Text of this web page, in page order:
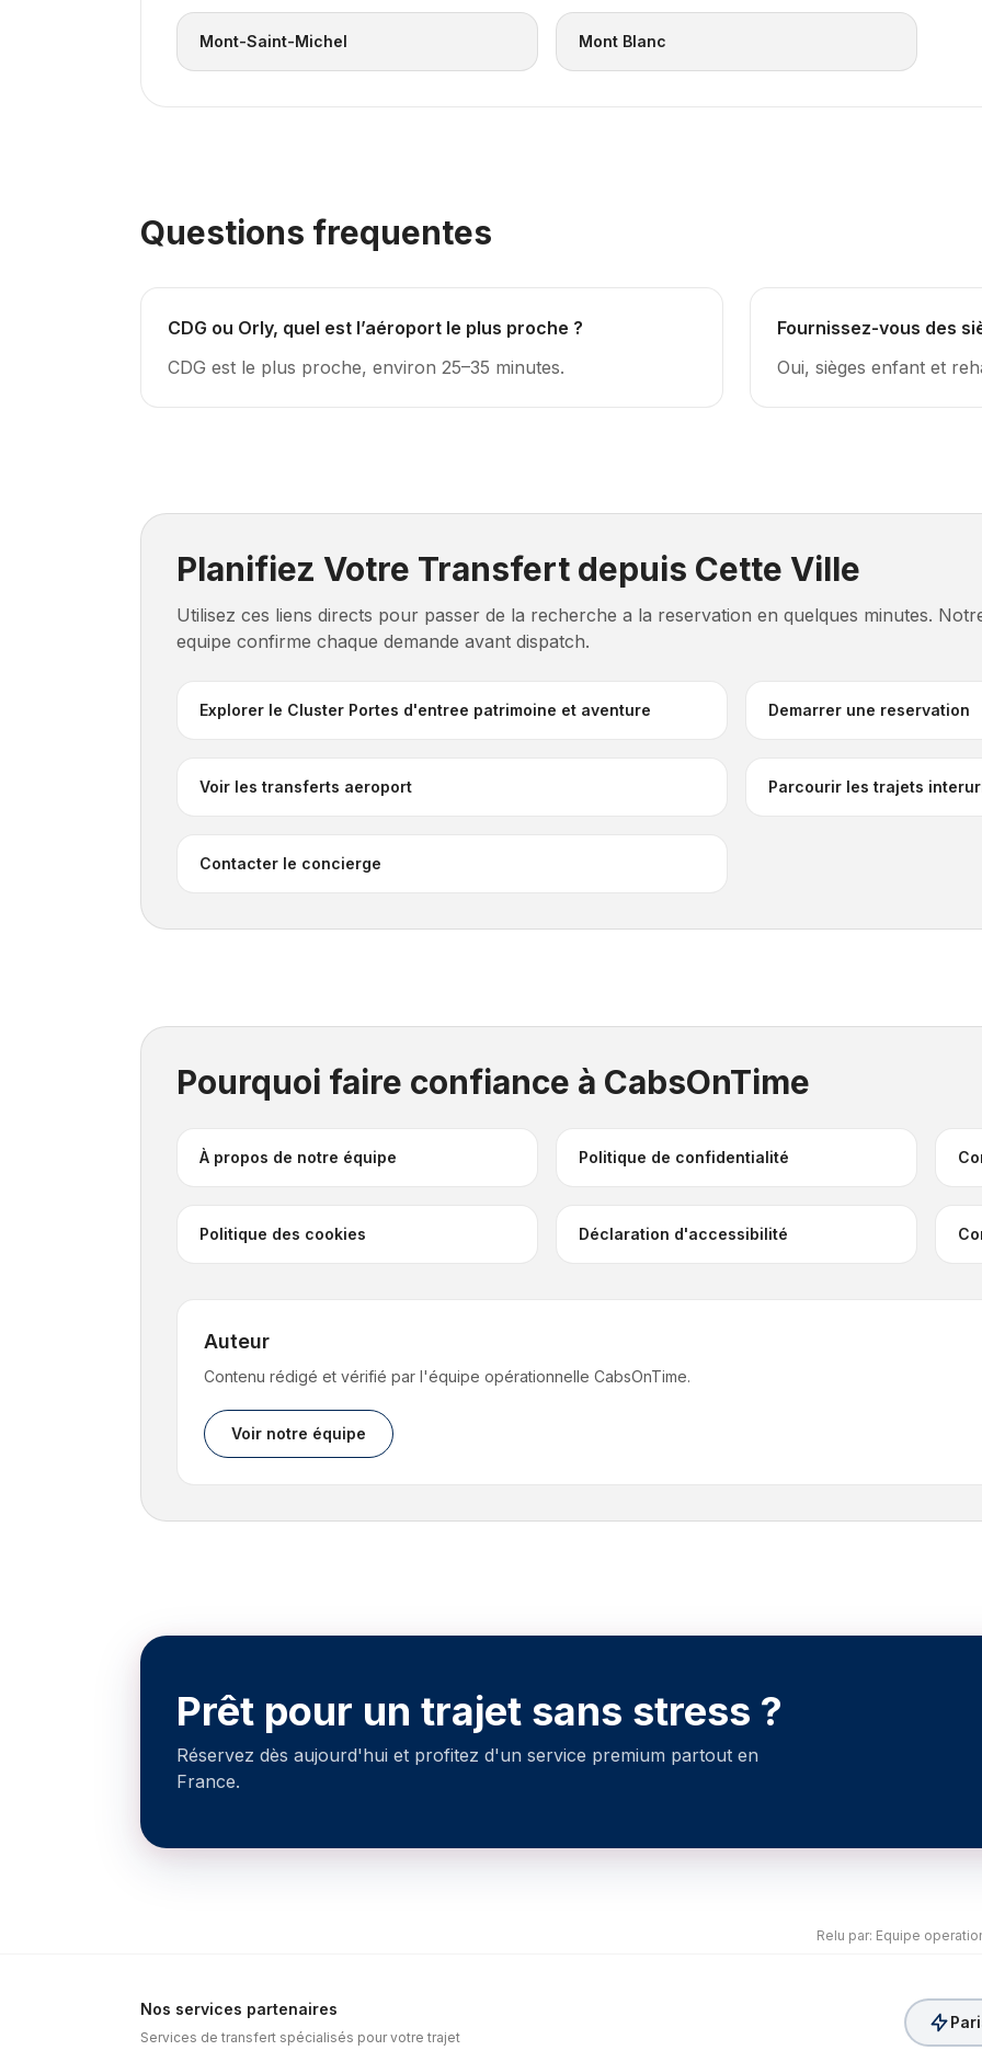
Mont-Saint-Michel Mont Blanc
Questions frequentes
CDG ou Orly, quel est l’aéroport le plus proche ?
CDG est le plus proche, environ 25–35 minutes.
Fournissez-vous des
Oui, sièges enfant et
Planifiez Votre Transfert depuis Cette Ville
Utilisez ces liens directs pour passer de la recherche a la reservation en quelques minutes.
equipe confirme chaque demande avant dispatch.
Explorer le Cluster Portes d'entree patrimoine et aventure Demarrer une reservation
Voir les transferts aeroport Parcourir les trajets
Contacter le concierge
Pourquoi faire confiance à CabsOnTime
À propos de notre équipe Politique de confidentialité
Politique des cookies Déclaration d'accessibilité
Auteur
Contenu rédigé et vérifié par l'équipe opérationnelle CabsOnTime.
Voir notre équipe
Prêt pour un trajet sans stress ?
Réservez dès aujourd'hui et profitez d'un service premium partout en
France.
Relu par: Equipe
Nos services partenaires
Services de transfert spécialisés pour votre trajet